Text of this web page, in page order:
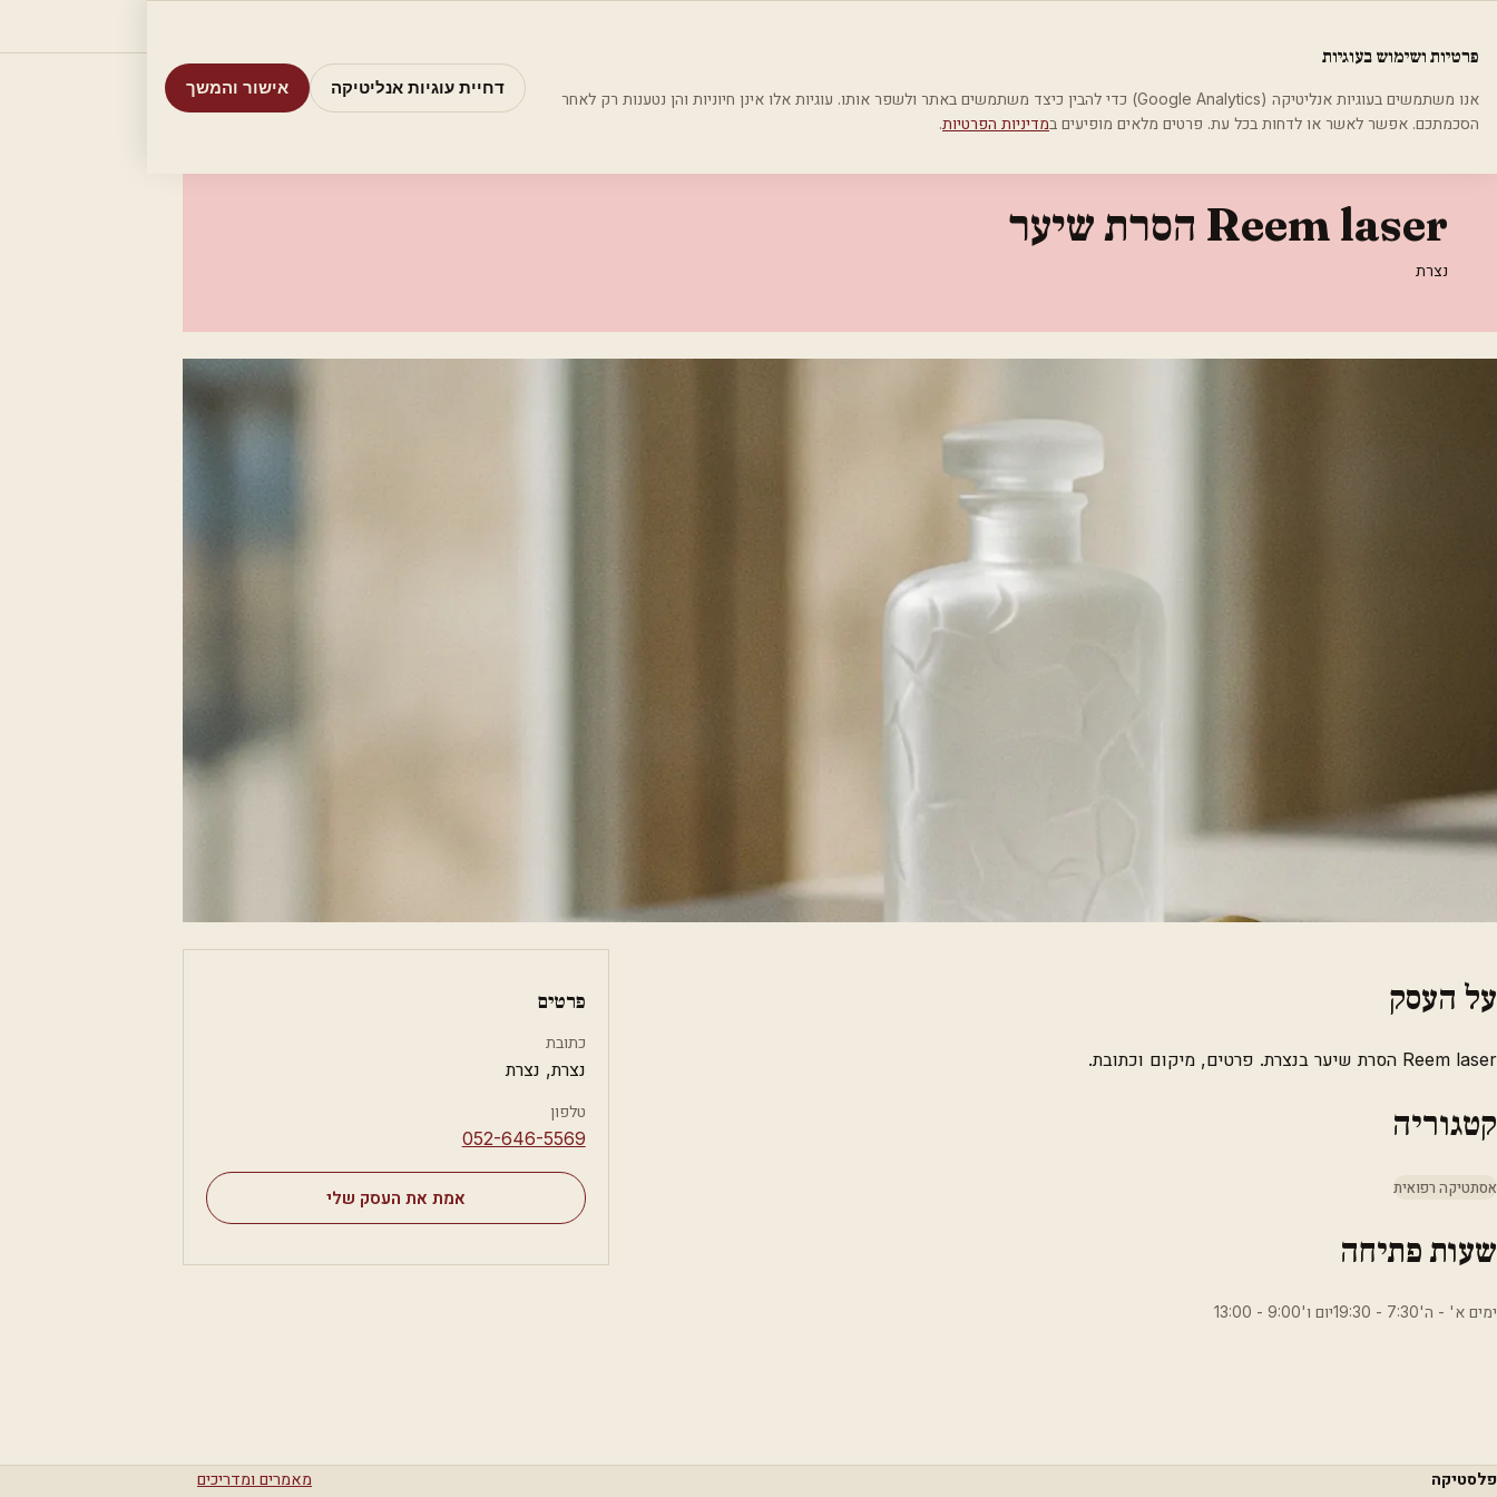
בית קטגוריות אסתטיקה רפואית
Reem laser הסרת שיער
נצרת
על העסק
Reem laser הסרת שיער בנצרת. פרטים, מיקום וכתובת.
קטגוריה
אסתטיקה רפואית
שעות פתיחה
ימים א' - ה'7:30 - 19:30יום ו'9:00 - 13:00
פרטים
כתובת
נצרת, נצרת
טלפון
⁦052-646-5569⁩
אמת את העסק שלי
פלסטיקה מאמרים ומדריכים
פרטיות ושימוש בעוגיות
אנו משתמשים בעוגיות אנליטיקה (Google Analytics) כדי להבין כיצד משתמשים באתר ולשפר אותו. עוגיות אלו אינן חיוניות והן נטענות רק לאחר
הסכמתכם. אפשר לאשר או לדחות בכל עת. פרטים מלאים מופיעים במדיניות הפרטיות.
דחיית עוגיות אנליטיקה אישור והמשך